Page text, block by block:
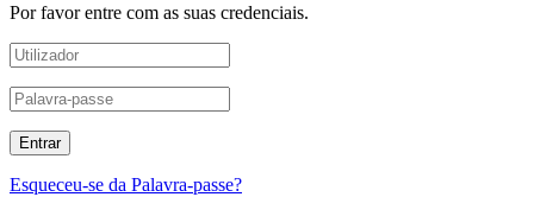
Por favor entre com as suas credenciais.
Esqueceu-se da Palavra-passe?